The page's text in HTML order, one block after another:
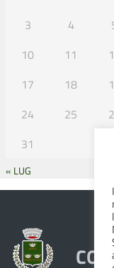
3
4
10
11
17
18
24
25
31
« LUG